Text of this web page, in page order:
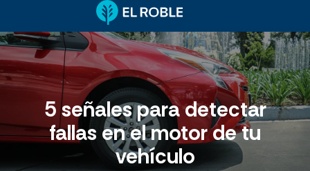
5 señales para detectar
fallas en el motor de tu
vehículo